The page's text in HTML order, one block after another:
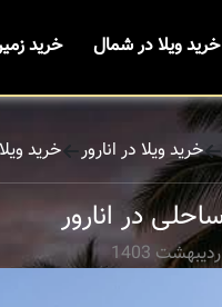
خرید ویلا در شمال خرید
خرید ویلا در انارور خرید ویلا نوشهر